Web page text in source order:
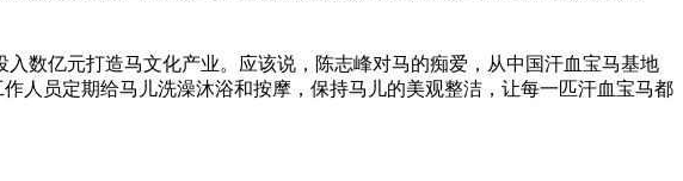
数亿元打造马文化产业。应该说，陈志峰对马的痴爱，从中国汗血宝马基地
人员定期给马儿洗澡沐浴和按摩，保持马儿的美观整洁，让每一匹汗血宝马都